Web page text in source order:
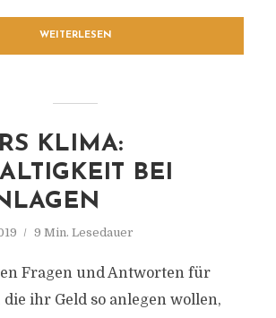
WEITERLESEN
KLIMA:
BEI
9 Min. Lesedauer
Fragen und Antworten für
ihr Geld so anlegen wollen,